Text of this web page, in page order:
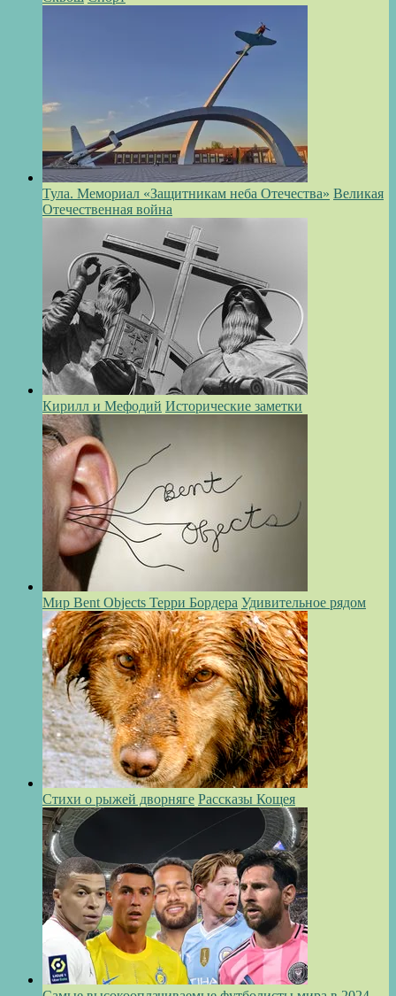
Тула. Мемориал «Защитникам неба Отечества» Великая
Отечественная война
Кирилл и Мефодий Исторические заметки
Мир Bent Objects Терри Бордера Удивительное рядом
Стихи о рыжей дворняге Рассказы Кощея